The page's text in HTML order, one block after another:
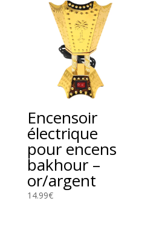
était :
19.99€.
est :
14.99€.
Encensoir
électrique
pour encens
bakhour –
or/argent
14.99€